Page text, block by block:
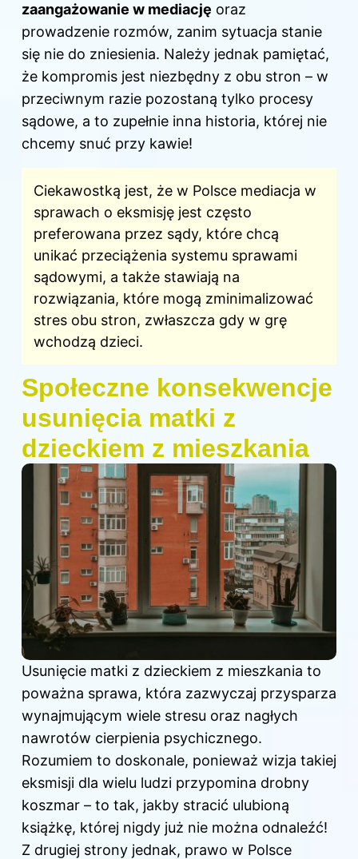
zaangażowanie w mediację oraz
prowadzenie rozmów, zanim sytuacja stanie
się nie do zniesienia. Należy jednak pamiętać,
że kompromis jest niezbędny z obu stron – w
przeciwnym razie pozostaną tylko procesy
sądowe, a to zupełnie inna historia, której nie
chcemy snuć przy kawie!
Ciekawostką jest, że w Polsce mediacja w
sprawach o eksmisję jest często
preferowana przez sądy, które chcą
unikać przeciążenia systemu sprawami
sądowymi, a także stawiają na
rozwiązania, które mogą zminimalizować
stres obu stron, zwłaszcza gdy w grę
wchodzą dzieci.
Społeczne konsekwencje
usunięcia matki z
dzieckiem z mieszkania
Usunięcie matki z dzieckiem z mieszkania to
poważna sprawa, która zazwyczaj przysparza
wynajmującym wiele stresu oraz nagłych
nawrotów cierpienia psychicznego.
Rozumiem to doskonale, ponieważ wizja takiej
eksmisji dla wielu ludzi przypomina drobny
koszmar – to tak, jakby stracić ulubioną
książkę, której nigdy już nie można odnaleźć!
Z drugiej strony jednak, prawo w Polsce